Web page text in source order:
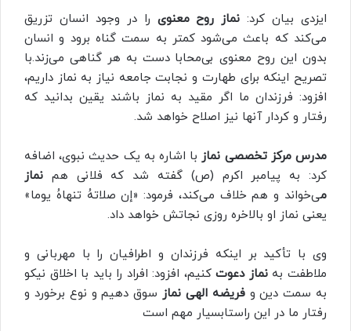
ایزدی بیان کرد: نماز روح معنوی را در وجود انسان تزریق
می‌کند که باعث می‌شود کمتر به سمت گناه برود و انسان
بدون این روح معنوی بی‌محابا دست به هر گناهی می‌زند.با
تصریح اینکه برای طهارت و نجابت جامعه نیاز به نماز داریم،
افزود: فرزندان ما اگر مقید به نماز باشند یقین بدانید که
رفتار و کردار آنها نیز اصلاح خواهد شد.
مدرس مرکز تخصصی نمازبا اشاره به یک حدیث نبوی، اضافه
کرد: به پیامبر اکرم (ص) گفته شد که فلانی هم نماز
می‌خواند و هم خلاف می‌کند، فرمود: «إن صلاتهُ تنهاهُ یوما»
یعنی نماز او بالاخره روزی نجاتش خواهد داد.
وی با تأکید بر اینکه فرزندان و اطرافیان را با مهربانی و
ملاطفت به نماز دعوتکنیم، افزود: افراد را باید با اخلاق نیکو
به سمت دین وفریضه الهی نماز سوق دهیم و نوع برخورد و
رفتار ما در این راستابسیار مهم است